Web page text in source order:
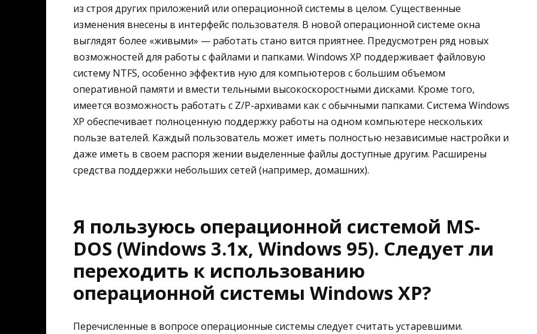
из строя других приложений или операционной системы в целом. Существенные
изменения внесены в интерфейс пользователя. В новой операционной системе окна
выглядят более «живыми» — работать стано вится приятнее. Предусмотрен ряд новых
возможностей для работы с файлами и папками. Windows XP поддерживает файловую
систему NTFS, особенно эффектив ную для компьютеров с большим объемом
оперативной памяти и вмести тельными высокоскоростными дисками. Кроме того,
имеется возможность работать с Z/P-архивами как с обычными папками. Система Windows
XP обеспечивает полноценную поддержку работы на одном компьютере нескольких
пользе вателей. Каждый пользователь может иметь полностью независимые настройки и
даже иметь в своем распоря жении выделенные файлы доступные другим. Расширены
средства поддержки небольших сетей (например, домашних).
Я пользуюсь операционной системой MS-
DOS (Windows 3.1x, Windows 95). Следует ли
переходить к использованию
операционной системы Windows XP?
Перечисленные в вопросе операционные системы следует считать устаревшими.